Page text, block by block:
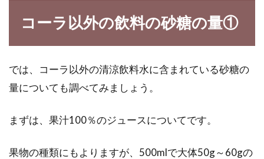
コーラ以外の飲料の砂糖の量①
では、コーラ以外の清涼飲料水に含まれている砂糖の
量についても調べてみましょう。
まずは、果汁100％のジュースについてです。
果物の種類にもよりますが、500mlで大体50g～60gの